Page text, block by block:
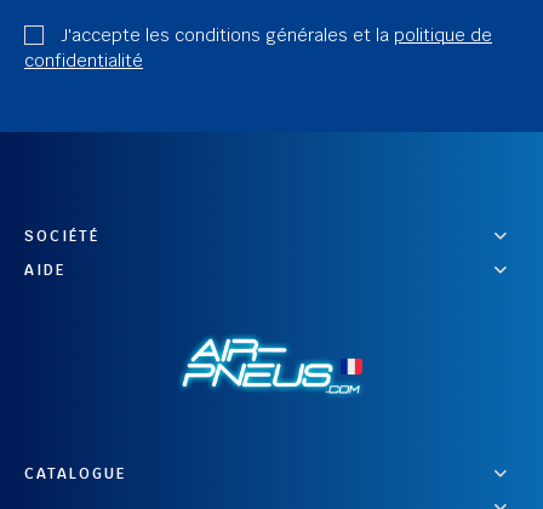
J'accepte les conditions générales et la politique de
confidentialité
SOCIÉTÉ
AIDE
CATALOGUE